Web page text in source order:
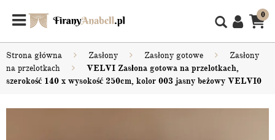
0
Strona główna Zasłony Zasłony gotowe
Zasłony
na przelotkach
VELVI Zasłona gotowa na przelotkach,
szerokość 140 x wysokość 250cm, kolor 003 jasny beżowy VELVI0